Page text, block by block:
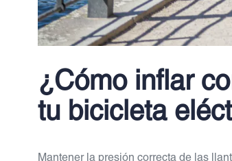
¿Cómo inflar
tu bicicleta
Mantener la presión correcta de las